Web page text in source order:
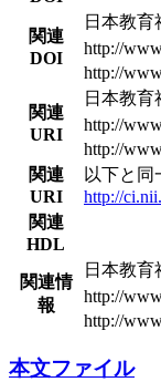
関連
DOI
日本教育
http://
http://
関連
URI
日本教育
http://
http://
関連
URI
以下と同
http://
関連
HDL
関連情
報
日本教育
http://
http://
本文ファイル